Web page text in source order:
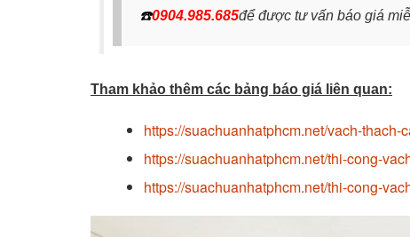
☎️0904.985.685để được tư vấn báo giá
Tham khảo thêm các bảng báo giá liên quan:
https://suachuanhatphcm.net/vach-thach-
https://suachuanhatphcm.net/thi-cong-
https://suachuanhatphcm.net/thi-cong-